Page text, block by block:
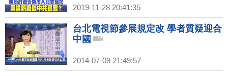
2019-11-28 20:41:35
台北電視節參展規定改 學者質疑迎合
中國
2014-07-09 21:49:57